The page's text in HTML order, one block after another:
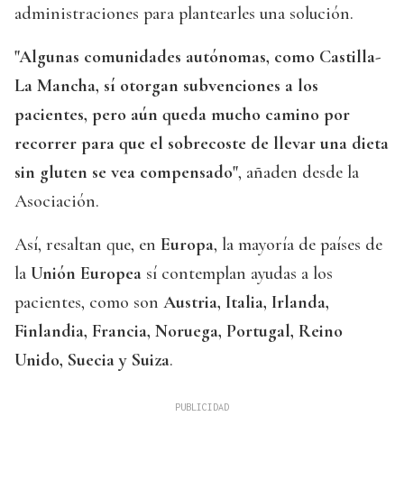
administraciones para plantearles una solución.
"Algunas comunidades autónomas, como Castilla-
La Mancha, sí otorgan subvenciones a los
pacientes, pero aún queda mucho camino por
recorrer para que el sobrecoste de llevar una dieta
sin gluten se vea compensado", añaden desde la
Asociación.
Así, resaltan que, en Europa, la mayoría de países de
la Unión Europea sí contemplan ayudas a los
pacientes, como son Austria, Italia, Irlanda,
Finlandia, Francia, Noruega, Portugal, Reino
Unido, Suecia y Suiza.